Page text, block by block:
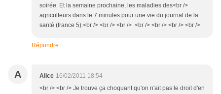
soirée. Et la semaine prochaine, les maladies des<br />
agriculteurs dans le 7 minutes pour une vie du journal de la
santé (france 5).<br /> <br /> <br /> <br /> <br /> <br /> <br />
Répondre
A Alice 16/02/2011 18:54
<br /> <br /> Je trouve ça choquant qu'on n'ait pas le droit d'en